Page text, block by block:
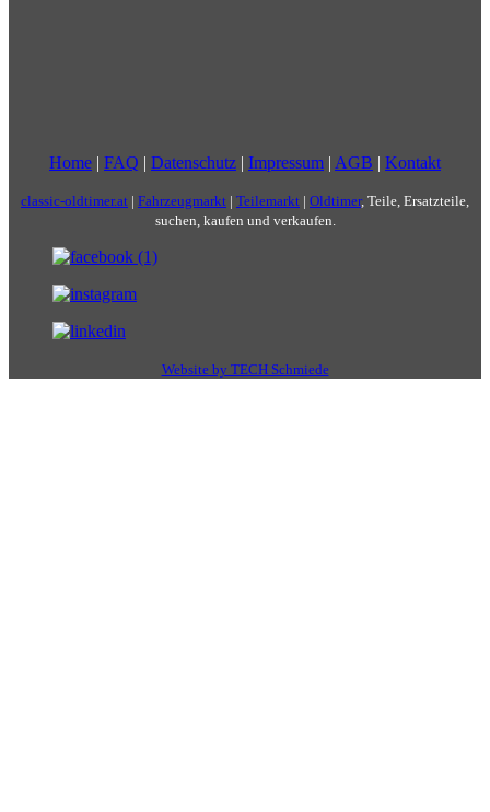
Home | FAQ | Datenschutz | Impressum | AGB | Kontakt
classic-oldtimer.at | Fahrzeugmarkt | Teilemarkt | Oldtimer, Teile, Ersatzteile,
suchen, kaufen und verkaufen.
Website by TECH Schmiede